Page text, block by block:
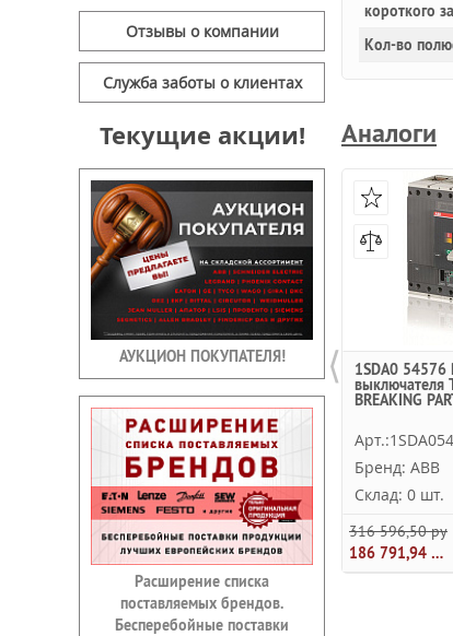
Отзывы о компании
Служба заботы о клиентах
Текущие акции!
АУКЦИОН ПОКУПАТЕЛЯ!
Расширение списка
поставляемых брендов.
Бесперебойные поставки
короткого
Кол-во
Аналоги
1SDA0 54576
выключателя
BREAKING
Бренд: ABB
Склад: 0 шт.
316 596,50 руб.
186 791,94 руб.
⟨